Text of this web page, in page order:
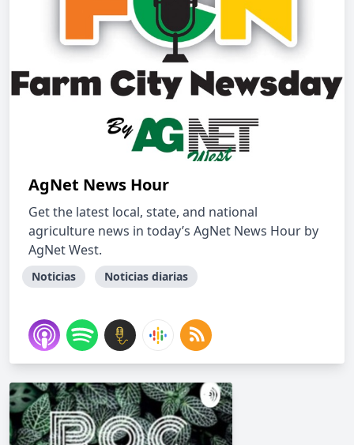
AgNet News Hour
Get the latest local, state, and national
agriculture news in today’s AgNet News Hour by
AgNet West.
Noticias Noticias diarias